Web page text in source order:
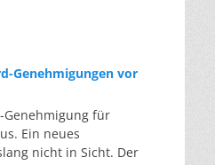
Genehmigungen vor
Genehmigung für
Ein neues
nicht in Sicht. Der